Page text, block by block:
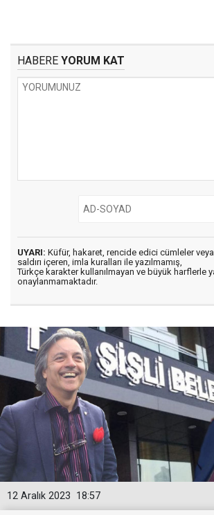
HABERE YORUM KAT
UYARI: Küfür, hakaret, rencide edici cümleler
saldırı içeren, imla kuralları ile yazılmamış,
Türkçe karakter kullanılmayan ve büyük harflerle
onaylanmamaktadır.
18:57
12 Aralık 2023